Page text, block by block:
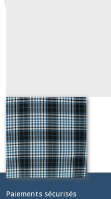
PERTH bleu
Sur demande
Paiements sécurisés